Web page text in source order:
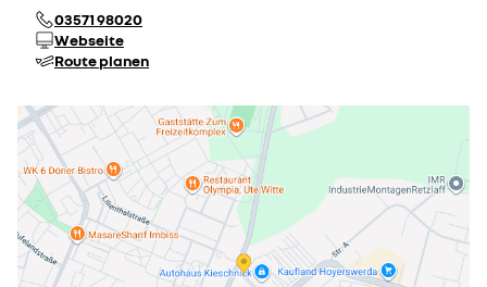
03571 98020
Webseite
Route planen